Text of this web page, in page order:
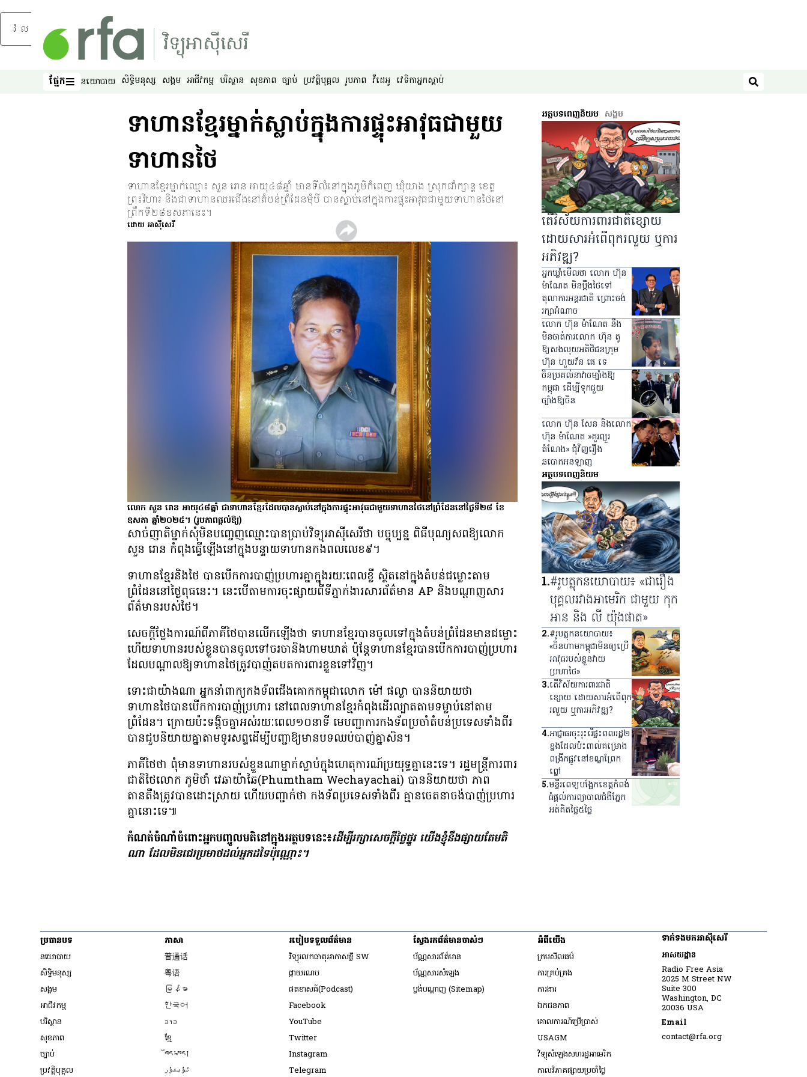
រំលងទៅមាតិកាចម្បង
ផ្នែក
ផ្នែក នយោបាយ សិទ្ធិ​មនុស្ស សង្គម អាជីវកម្ម បរិស្ថាន សុខភាព ច្បាប់ ប្រវត្តិបុគ្គល រូបភាព វីដេអូ វេទិកា​អ្នក​ស្ដាប់
ស្វែងរក
ទាហានខ្មែរម្នាក់ស្លាប់ក្នុងការផ្ទុះអាវុធជាមួយ
ទាហានថៃ
ទាហានខ្មែរម្នាក់ឈ្មោះ សួន រោន អាយុ៤៨ឆ្នាំ មានទីលំនៅក្នុងភូមិកំពេញ ឃុំយាង ស្រុកជាំក្សាន្ត ខេត្ត
ព្រះវិហារ និងជាទាហានឈរជើងនៅតំបន់ព្រំដែនមុំបី បានស្លាប់នៅក្នុងការផ្ទុះអាវុធជាមួយទាហានថៃនៅ
ព្រឹកទី២៨ឧសភានេះ។
ដោយ អាស៊ីសេរី
លោក សួន រោន អាយុ៤៨ឆ្នាំ ជាទាហានខ្មែរដែលបានស្លាប់នៅក្នុងការផ្ទុះអាវុធជាមួយទាហានថៃនៅព្រំដែននៅថ្ងៃទី២៨ ខែ
ឧសភា ឆ្នាំ២០២៥។ (រូបភាពផ្ដល់ឱ្យ)
សាច់​ញាតិ​ម្នាក់​សុំ​មិន​បញ្ចេញ​ឈ្មោះ​បាន​ប្រាប់​វិទ្យុ​អាស៊ីសេរី​ថា បច្ចុប្បន្ន ពិធី​បុណ្យ​សព​ឱ្យ​លោក
សួន រោន កំពុង​ធ្វើ​ឡើង​នៅ​ក្នុង​បន្ទាយ​ទាហាន​កង​ពល​លេខ​៩។
ទាហាន​ខ្មែរ​និង​ថៃ បាន​បើក​ការ​បាញ់​ប្រហារ​គ្នា​ក្នុង​រយៈពេល​ខ្លី ស្ថិត​នៅ​ក្នុង​តំបន់​ជម្លោះ​តាម​
ព្រំដែន​នៅ​ថ្ងៃ​ពុធ​នេះ។ នេះ​បើ​តាម​ការ​ចុះ​ផ្សាយ​ពី​ទីភ្នាក់ងារ​សារព័ត៌មាន AP និង​បណ្ដាញ​សារ
ព័ត៌មាន​របស់​ថៃ។
សេចក្ដី​ថ្លែងការណ៍​ពី​ភាគី​ថៃ​បាន​លើកឡើង​ថា ទាហាន​ខ្មែរ​បាន​ចូល​ទៅ​ក្នុង​តំបន់​ព្រំដែន​មាន​ជម្លោះ
ហើយ​ទាហាន​របស់​ខ្លួន​បាន​ចូល​ទៅ​ចរចា​និង​ហាមឃាត់ ប៉ុន្តែ​ទាហាន​ខ្មែរ​បាន​បើក​ការ​បាញ់​ប្រហារ
ដែល​បណ្ដាល​ឱ្យ​ទាហាន​ថៃ​ត្រូវ​បាញ់​តបត​ការពារ​ខ្លួន​ទៅ​វិញ។
ទោះជាយ៉ាងណា អ្នកនាំពាក្យ​កង​ទ័ព​ជើង​គោក​កម្ពុជា​លោក ម៉ៅ ផល្លា បាន​និយាយ​ថា
ទាហានថៃបានបើកការបាញ់ប្រហារ នៅពេលទាហាន​ខ្មែរ​កំពុង​ដើរល្បាត​តាម​ទម្លាប់​នៅ​តាម​
ព្រំដែន។ ក្រោយ​ប៉ះទង្គិច​គ្នា​អស់​រយៈពេល​១០​នាទី មេ​បញ្ជាការ​កងទ័ព​ប្រចាំ​តំបន់​ប្រទេស​ទាំង​ពីរ​
បាន​ជួប​និយាយ​គ្នា​តាម​ទូរសព្ទ​ដើម្បី​បញ្ជា​ឱ្យ​មាន​បទ​ឈប់​បាញ់​គ្នា​សិន។
ភាគី​ថៃ​ថា ពុំ​មាន​ទាហាន​របស់​ខ្លួន​ណា​ម្នាក់​ស្លាប់​ក្នុង​ហេតុការណ៍​ប្រយុទ្ធ​គ្នា​នេះ​ទេ។ រដ្ឋ​មន្ត្រី​ការពារ​
ជាតិ​ថៃ​លោក ភូមិថាំ វេឆាយ៉ាឆៃ(Phumtham Wechayachai) បាន​និយាយ​ថា ភាព​
តានតឹង​ត្រូវ​បាន​ដោះស្រាយ ហើយ​បញ្ជាក់​ថា កងទ័ព​ប្រទេស​ទាំង​ពីរ គ្មាន​ចេតនា​ចង់​បាញ់​ប្រហារ​
គ្នា​នោះ​ទេ៕
កំណត់​ចំណាំ​ចំពោះ​អ្នក​បញ្ចូល​មតិ​នៅ​ក្នុង​អត្ថបទ​នេះ៖ដើម្បី​រក្សា​សេចក្ដី​ថ្លៃថ្នូរ យើង​ខ្ញុំ​នឹង​ផ្សាយ​តែ​មតិ​
ណា ដែល​មិន​ជេរ​ប្រមាថ​ដល់​អ្នក​ដទៃ​ប៉ុណ្ណោះ។
អត្ថបទពេញនិយម សង្គម
តើវិស័យការពារជាតិខ្សោយ
ដោយសារអំពើពុករលួយ ឬការ
អភិវឌ្ឍ?
អ្នកឃ្លាំមើលថា លោក ហ៊ុន
ម៉ាណែត មិនប្ដឹងថៃទៅ
តុលាការអន្តរជាតិ ព្រោះចង់
រក្សាអំណាច
លោក ហ៊ុន ម៉ាណែត នឹង
មិនចាត់ការលោក ហ៊ុន តូ
ឱ្យសងលុយអតិថិជនក្រុម
ហ៊ុន ហួយវ័ន ផេ ទេ
ចិនប្រគល់នាវាចម្បាំងឱ្យ
កម្ពុជា ដើម្បីទុកជួយ
ច្បាំងឱ្យចិន
លោក ហ៊ុន សែន និងលោក
ហ៊ុន ម៉ាណែត »គួរព្យួរ
តំណែង» ជំុំវិញរឿង
ឆបោកអនឡាញ
អត្ថបទពេញនិយម
1.#រូបត្លុកនយោបាយ៖ «ជារឿង
បុគ្គលរវាងអាមេរិក ជាមួយ កុក
អាន និង លី យ៉ុងផាត»
2.#រូបត្លុកនយោបាយ៖
«ចិនហាមកម្ពុជាមិនឲ្យប្រើ
អាវុធរបស់ខ្លួនវាយ
ប្រហាថៃ»
3.តើវិស័យការពារជាតិ
ខ្សោយ ដោយសារអំពើពុក
រលួយ ឬការអភិវឌ្ឍ?
4.អាជ្ញាធរ​ចុះ​រុះរើ​ផ្ទះ​ពលរដ្ឋ​២​
ខ្នង​ដែល​ប៉ះពាល់​គម្រោង​
ពង្រីក​ផ្លូវ​នៅ​ខណ្ឌ​ព្រែក
ព្នៅ
5.មន្ទីរពេទ្យ​បង្អែក​ខេត្ត​កំពង់
ធំ​ផ្ដល់​ការ​ព្យាបាល​ជំងឺ​ភ្នែក​
អត់​គិត​ថ្លៃ​៥​ថ្ងៃ
ប្រធានបទ
នយោបាយ
សិទ្ធិ​មនុស្ស
សង្គម
អាជីវកម្ម
បរិស្ថាន
សុខភាព
ច្បាប់
ប្រវត្តិបុគ្គល
ភាសា
普通话
粤语
မြန်မာ
한국어
ລາວ
ខ្មែ
བོད་སྐད།
ئۇيغۇر
របៀប​ទទួល​ព័ត៌មាន​
វិទ្យុ​រលក​ធាតុអាកាស​ខ្លី SW
​ផ្កាយ​រណប
​ផតខាសធ៍(Podcast)
Facebook
YouTube
Twitter
Instagram
Telegram
ស្វែងរកព័ត៌មានចាស់ៗ
ប័ណ្ណសារ​ព័ត៌មាន​
ប័ណ្ណសារ​សំឡេង
ប្លង់បណ្តាញ (Sitemap)
អំពីយើង
ក្រមសីលធម៌
ការគ្រប់គ្រង
ការងារOpens in new window
ឯកជនភាព
គោលការណ៍ប្រើប្រាស់
USAGM
វិទ្យុសំឡេងសហរដ្ឋអាមេរិក
កាលវិភាគផ្សាយប្រចាំថ្ងៃ
ទាក់ទងមកអាស៊ីសេរី
អាសយដ្ឋាន
Radio Free Asia
2025 M Street NW
Suite 300
Washington, DC
20036 USA
Email
contact@rfa.org